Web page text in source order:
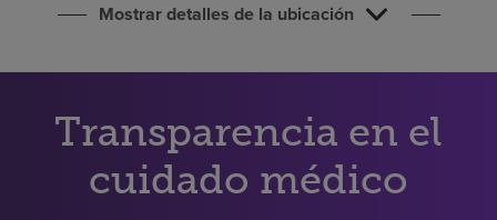
Mostrar detalles de la ubicación
Transparencia en el
cuidado médico